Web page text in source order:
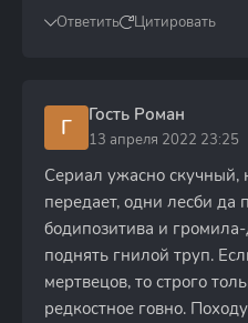
Ответить Цитировать
Г Гость Роман
13 апреля 2022 23:25
Сериал ужасно скучный,
передает, одни лесби да
бодипозитива и
поднять гнилой труп.
мертвецов, то строго
редкостное говно.